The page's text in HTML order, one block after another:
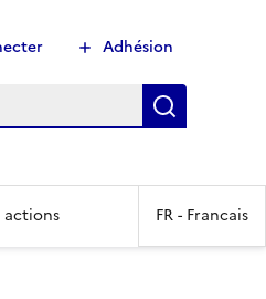
Adhésion
actions FR - Francais